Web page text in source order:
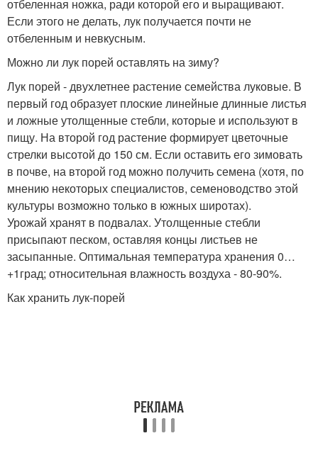
отбеленная ножка, ради которой его и выращивают.
Если этого не делать, лук получается почти не
отбеленным и невкусным.
Можно ли лук порей оставлять на зиму?
Лук порей - двухлетнее растение семейства луковые. В
первый год образует плоские линейные длинные листья
и ложные утолщенные стебли, которые и используют в
пищу. На второй год растение формирует цветочные
стрелки высотой до 150 см. Если оставить его зимовать
в почве, на второй год можно получить семена (хотя, по
мнению некоторых специалистов, семеноводство этой
культуры возможно только в южных широтах).
Урожай хранят в подвалах. Утолщенные стебли
присыпают песком, оставляя концы листьев не
засыпанные. Оптимальная температура хранения 0…
+1град; относительная влажность воздуха - 80-90%.
Как хранить лук-порей